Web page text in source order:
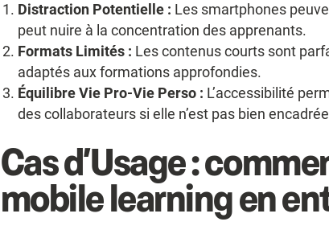
Distraction Potentielle : Les smartphones
peut nuire à la concentration des apprenants.
Formats Limités : Les contenus courts sont
adaptés aux formations approfondies.
Équilibre Vie Pro-Vie Perso : L’accessibilité
des collaborateurs si elle n’est pas bien
Cas d’Usage :
mobile learning en